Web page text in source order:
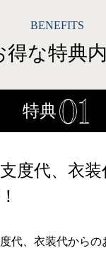
BENEFITS
得な特典
特典
度代、衣
代、衣装代からの